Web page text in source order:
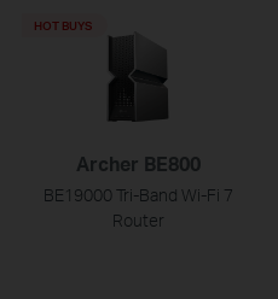
Archer BE800
BE19000 Tri-Band Wi-Fi 7
Router
HOT BUYS